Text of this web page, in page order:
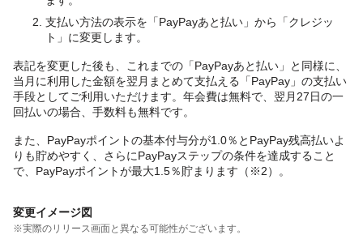
支払い方法の表示を「PayPayあと払い」から「クレジッ
ト」に変更します。
表記を変更した後も、これまでの「PayPayあと払い」と同様に、
当月に利用した金額を翌月まとめて支払える「PayPay」の支払い
手段としてご利用いただけます。年会費は無料で、翌月27日の一
回払いの場合、手数料も無料です。
また、PayPayポイントの基本付与分が1.0％とPayPay残高払いよ
りも貯めやすく、さらにPayPayステップの条件を達成すること
で、PayPayポイントが最大1.5％貯まります（※2）。
変更イメージ図
※実際のリリース画面と異なる可能性がございます。